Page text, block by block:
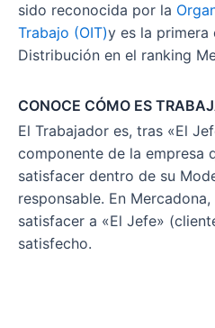
sido reconocida por la
Trabajo (OIT)y es la primera
Distribución en el ranking
CONOCE CÓMO ES
El Trabajador es, tras «El
componente de la empresa
satisfacer dentro de su
responsable. En
satisfacer a «El Jefe»
satisfecho.